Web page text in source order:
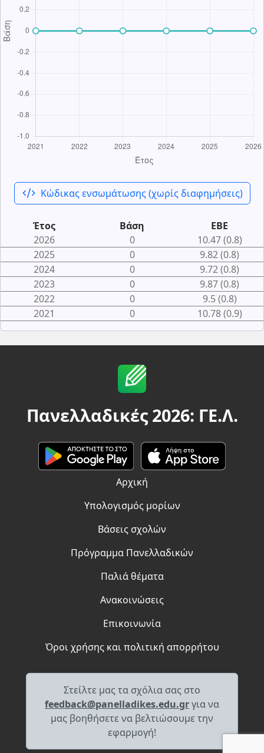
code_xml Κώδικας ενσωμάτωσης (χωρίς διαφημήσεις)
Έτος Βάση
ΕΒΕ
2026
0
10.47 (0.8)
2025
0
9.82 (0.8)
2024
0
9.72 (0.8)
2023
0
9.87 (0.8)
2022
0
9.5 (0.8)
2021
0 10.78 (0.9)
Πανελλαδικές 2026: ΓΕ.Λ.
Αρχική
Υπολογισμός μορίων
Βάσεις σχολών
Πρόγραμμα Πανελλαδικών
Παλιά θέματα
Ανακοινώσεις
Επικοινωνία
Όροι χρήσης και πολιτική απορρήτου
Στείλτε μας τα σχόλια σας στο
feedback@panelladikes.edu.grγια να
μας βοηθήσετε να βελτιώσουμε την
εφαρμογή!